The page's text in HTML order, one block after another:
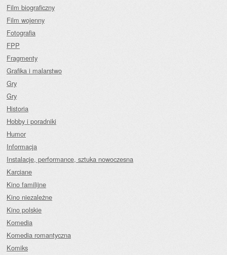
Film biograficzny
Film wojenny
Fotografia
FPP
Fragmenty
Grafika i malarstwo
Gry
Gry
Historia
Hobby i poradniki
Humor
Informacja
Instalacje, performance, sztuka nowoczesna
Karciane
Kino familijne
Kino niezależne
Kino polskie
Komedia
Komedia romantyczna
Komiks